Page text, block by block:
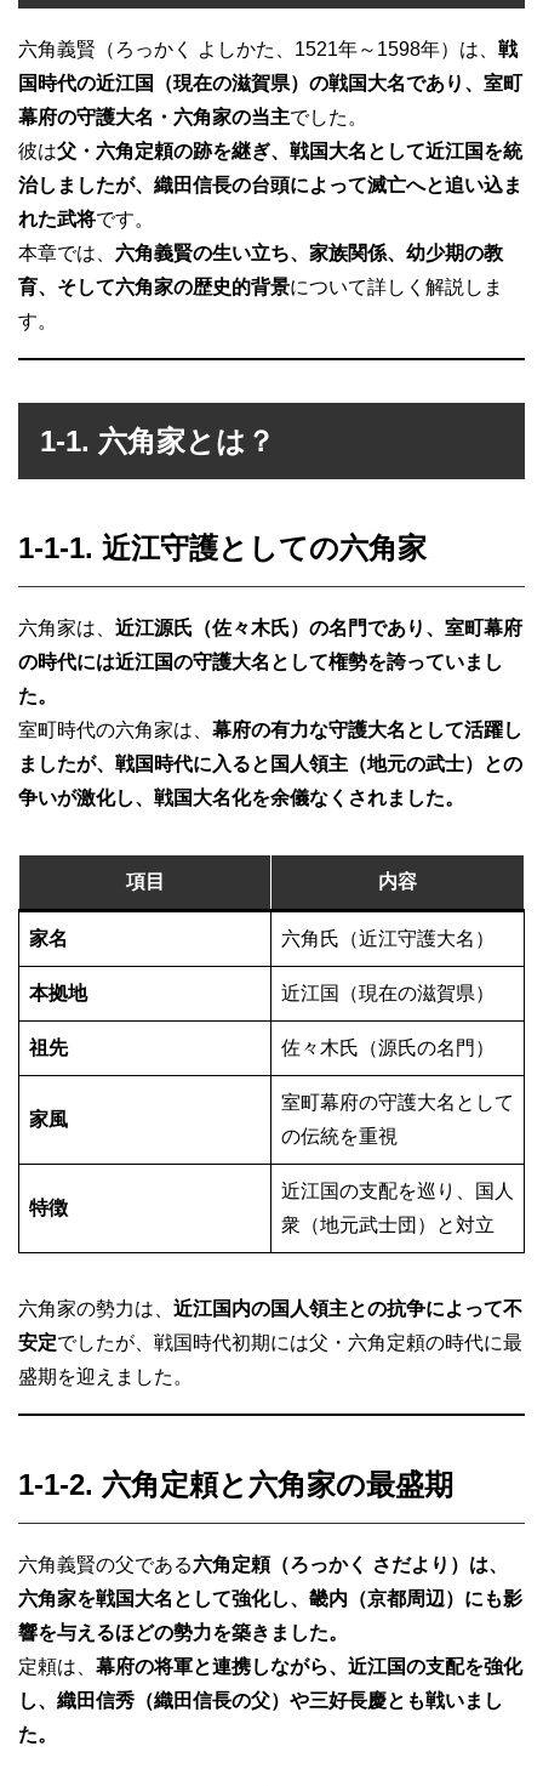
六角義賢（ろっかく よしかた、1521年～1598年）は、 戦
国時代の近江国（現在の滋賀県）の戦国大名であり、室町
幕府の守護大名・六角家の当主でした。
彼は父・六角定頼の跡を継ぎ、戦国大名として近江国を統
治しましたが、織田信長の台頭によって滅亡へと追い込ま
れた武将です。
本章では、 六角義賢の生い立ち、家族関係、幼少期の教
育、そして六角家の歴史的背景について詳しく解説しま
す。
1-1. 六角家とは？
1-1-1. 近江守護としての六角家
六角家は、 近江源氏（佐々木氏）の名門であり、室町幕府
の時代には近江国の守護大名として権勢を誇っていまし
た。
室町時代の六角家は、 幕府の有力な守護大名として活躍し
ましたが、戦国時代に入ると国人領主（地元の武士）との
争いが激化し、戦国大名化を余儀なくされました。
項目 内容
家名 六角氏（近江守護大名）
本拠地 近江国（現在の滋賀県）
祖先 佐々木氏（源氏の名門）
家風
室町幕府の守護大名として
の伝統を重視
特徴
近江国の支配を巡り、国人
衆（地元武士団）と対立
六角家の勢力は、 近江国内の国人領主との抗争によって不
安定でしたが、戦国時代初期には父・六角定頼の時代に最
盛期を迎えました。
1-1-2. 六角定頼と六角家の最盛期
六角義賢の父である六角定頼（ろっかく さだより）は、
六角家を戦国大名として強化し、畿内（京都周辺）にも影
響を与えるほどの勢力を築きました。
定頼は、 幕府の将軍と連携しながら、近江国の支配を強化
し、織田信秀（織田信長の父）や三好長慶とも戦いまし
た。